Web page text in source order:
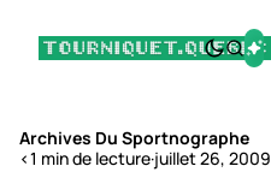
Archives Du Sportnographe
<1 min de lecture·juillet 26, 2009